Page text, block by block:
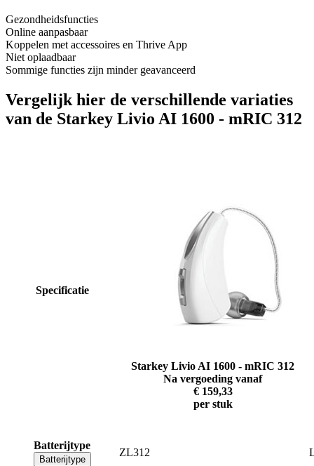
Gezondheidsfuncties
Online aanpasbaar
Koppelen met accessoires en Thrive App
Niet oplaadbaar
Sommige functies zijn minder geavanceerd
Vergelijk hier de verschillende variaties
van de Starkey Livio AI 1600 - mRIC 312
Specificatie
Starkey Livio AI 1600 - mRIC 312
Na vergoeding vanaf
€ 159,33
per stuk
Batterijtype
Batterijtype
ZL312